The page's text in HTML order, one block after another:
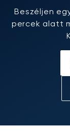
Beszéljen
percek alatt